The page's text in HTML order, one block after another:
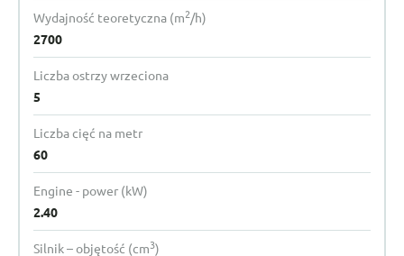
Wydajność teoretyczna (m2/h)
2700
Liczba ostrzy wrzeciona
5
Liczba cięć na metr
60
Engine - power (kW)
2.40
Silnik – objętość (cm3)